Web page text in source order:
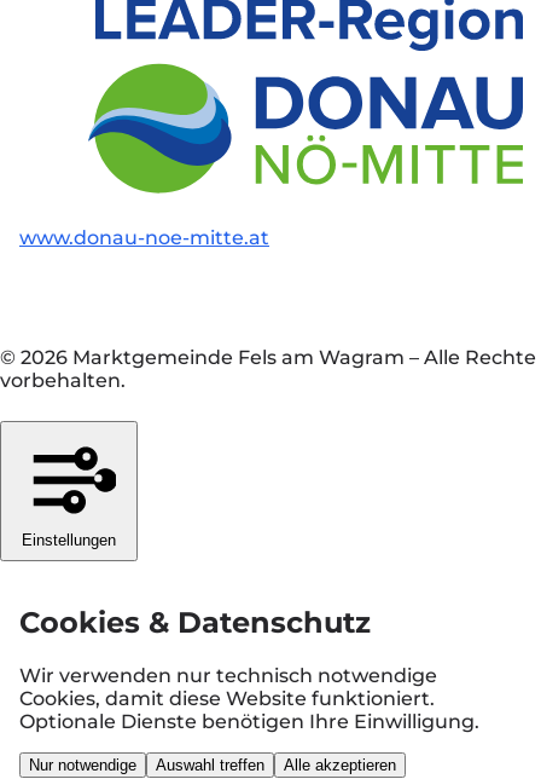
www.donau-noe-mitte.at
© 2026 Marktgemeinde Fels am Wagram – Alle Rechte
vorbehalten.
Einstellungen
Cookies & Datenschutz
Wir verwenden nur technisch notwendige
Cookies, damit diese Website funktioniert.
Optionale Dienste benötigen Ihre Einwilligung.
Nur notwendige Auswahl treffen Alle akzeptieren